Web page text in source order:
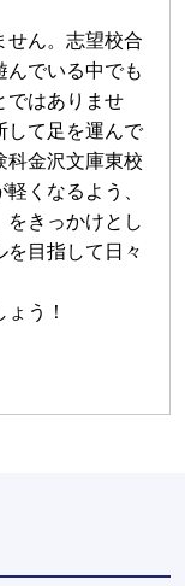
せん。志望校合
んでいる中でも
ではありませ
して足を運んで
科金沢文庫東校
くなるよう、
をきっかけとし
目指して日々
う！